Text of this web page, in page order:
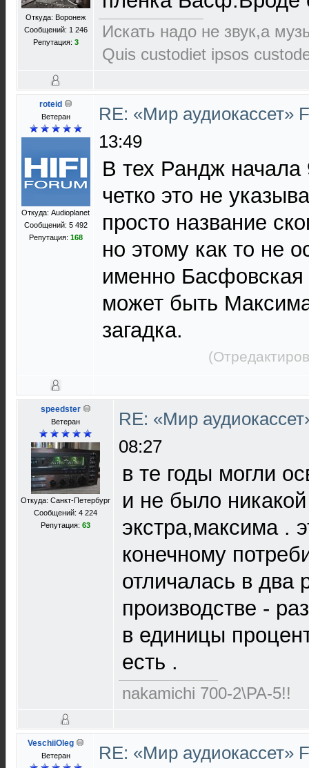
Откуда: Воронеж
Сообщений: 1 246
Репутация: 3
Искать надо не звук,а
Quis custodiet ipsos
roteid
Ветеран
Откуда: Audioplanet
Сообщений: 5 492
Репутация: 168
RE: «Мир аудиокассет»
13:49
В тех Рандж начала
четко это не
просто название
но этому как то не
именно Басфовская
может быть
загадка.
speedster
Ветеран
Откуда: Санкт-Петербург
Сообщений: 4 224
Репутация: 63
RE: «Мир
08:27
в те годы могли
и не было
экстра,максима .
конечному
отличалась в два
производстве -
в единицы
есть .
nakamichi 700-2\PA-5!!
VeschiiOleg
Ветеран
RE: «Мир аудиокассет»